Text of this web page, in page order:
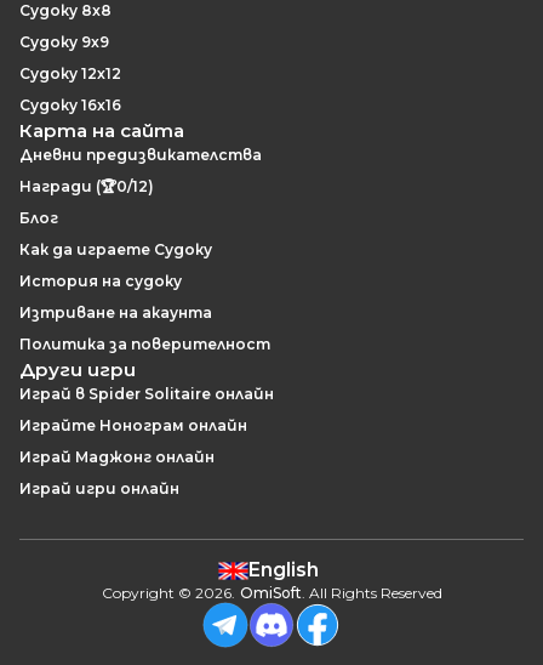
Судоку 8x8
Судоку 9x9
Судоку 12x12
Судоку 16x16
Карта на сайта
Дневни предизвикателства
Награди (🏆0/12)
Блог
Как да играете Судоку
История на судоку
Изтриване на акаунта
Политика за поверителност
Други игри
Играй в Spider Solitaire онлайн
Играйте Нонограм онлайн
Играй Маджонг онлайн
Играй игри онлайн
English
Copyright © 2026. OmiSoft. All Rights Reserved